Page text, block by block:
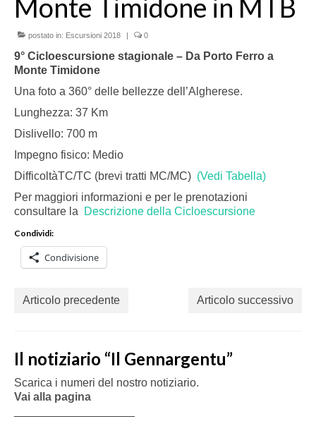
Monte Timidone in MTB
postato in: Escursioni 2018 0
9° Cicloescursione stagionale – Da Porto Ferro a
Monte Timidone
Una foto a 360° delle bellezze dell’Algherese.
Lunghezza: 37 Km
Dislivello: 700 m
Impegno fisico: Medio
DifficoltàTC/TC (brevi tratti MC/MC) (Vedi Tabella)
Per maggiori informazioni e per le prenotazioni
consultare la Descrizione della Cicloescursione
Condividi:
Condivisione
Articolo precedente Articolo successivo
Il notiziario “Il Gennargentu”
Scarica i numeri del nostro notiziario.
Vai alla pagina